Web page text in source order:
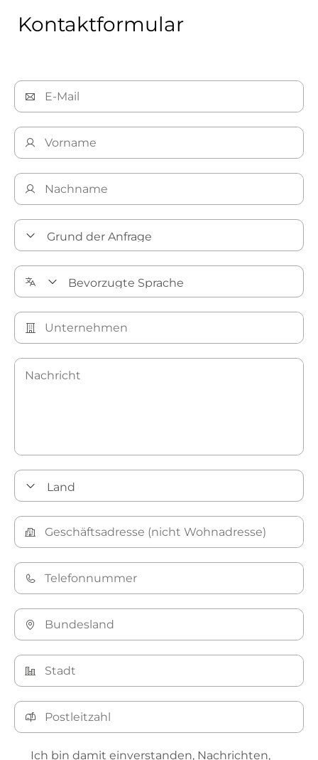
Kontaktformular
Ich bin damit einverstanden, Nachrichten,